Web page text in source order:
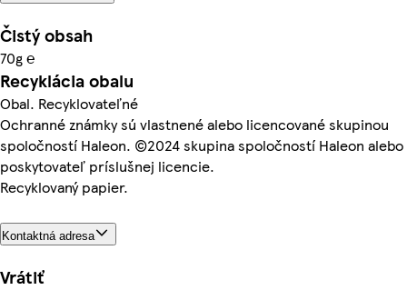
Čistý obsah
70g ℮
Recyklácia obalu
Obal. Recyklovateľné
Ochranné známky sú vlastnené alebo licencované skupinou
spoločností Haleon. ©2024 skupina spoločností Haleon alebo
poskytovateľ príslušnej licencie.
Recyklovaný papier.
Kontaktná adresa
Vrátiť